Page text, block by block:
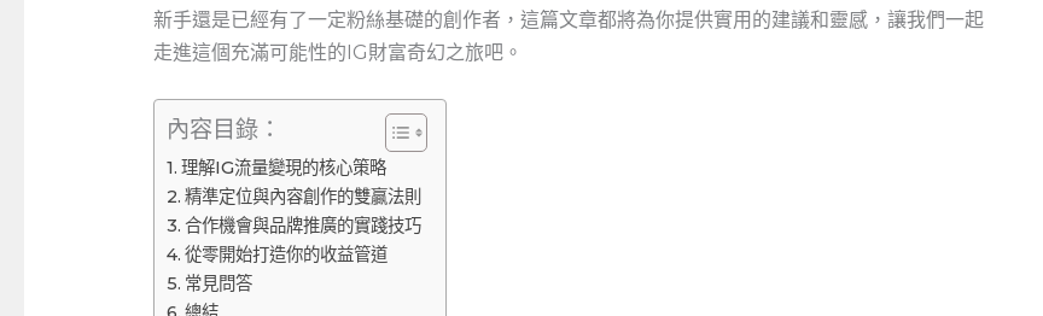
新手還是已經有了一定粉絲基礎的創作者，這篇文章都將為你提供實用的建議和靈感，讓我們一起
走進這個充滿可能性的IG財富奇幻之旅吧。
內容目錄：
理解IG流量變現的核心策略
精準定位與內容創作的雙贏法則
合作機會與品牌推廣的實踐技巧
從零開始打造你的收益管道
常見問答